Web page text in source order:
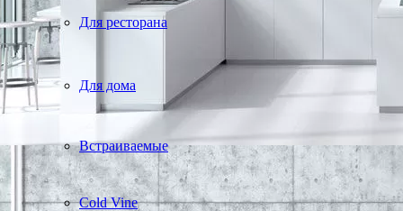
Для ресторана
Для дома
Встраиваемые
Cold Vine